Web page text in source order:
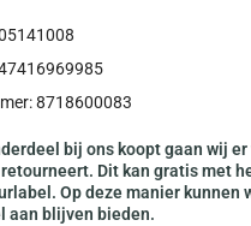
8718600083
bij ons koopt gaan wij
Dit kan gratis met
Op deze manier kunnen
aan blijven bieden.